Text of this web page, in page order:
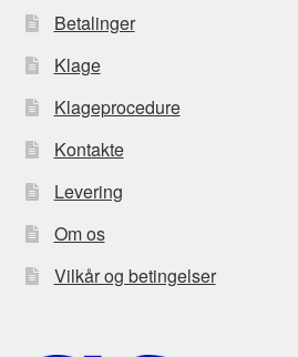
Betalinger
Klage
Klageprocedure
Kontakte
Levering
Om os
Vilkår og betingelser